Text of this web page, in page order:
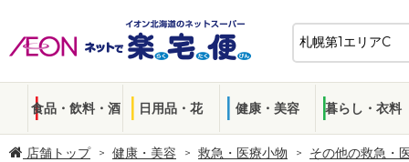
食品・飲料・酒 日用品・花 健康・美容 暮らし・衣料
店舗トップ 健康・美容 救急・医療小物
その他の救急・